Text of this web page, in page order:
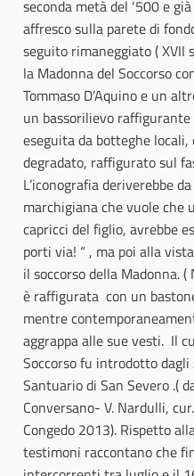
seconda metà del ‘500 e
affresco sulla parete di
seguito rimaneggiato ( XVII
la Madonna del Soccorso
Tommaso D’Aquino e un
un bassorilievo raffigurante
eseguita da botteghe locali,
degradato, raffigurato sul
L’iconografia deriverebbe
marchigiana che vuole che
capricci del figlio, avrebbe
porti via! “ , ma poi alla
il soccorso della Madonna.
è raffigurata con un
mentre
aggrappa alle sue vesti. Il
Soccorso fu introdotto
Santuario di San Severo .(
Conversano- V. Nardulli,
Congedo 2013). Rispetto
testimoni raccontano che